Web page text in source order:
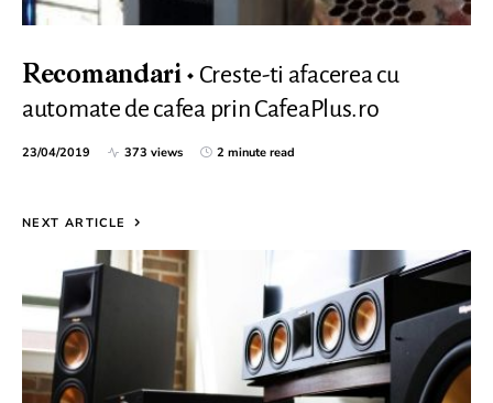
Recomandari
Creste-ti afacerea cu
automate de cafea prin CafeaPlus.ro
23/04/2019 373 views 2 minute read
NEXT ARTICLE